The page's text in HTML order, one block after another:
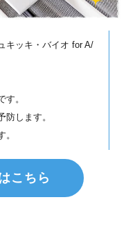
キッキ・バイオ for A/
す。
防します。
。
こちら